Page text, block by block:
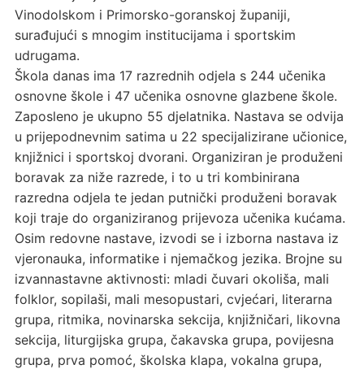
Vinodolskom i Primorsko-goranskoj županiji,
surađujući s mnogim institucijama i sportskim
udrugama.
Škola danas ima 17 razrednih odjela s 244 učenika
osnovne škole i 47 učenika osnovne glazbene škole.
Zaposleno je ukupno 55 djelatnika. Nastava se odvija
u prijepodnevnim satima u 22 specijalizirane učionice,
knjižnici i sportskoj dvorani. Organiziran je produženi
boravak za niže razrede, i to u tri kombinirana
razredna odjela te jedan putnički produženi boravak
koji traje do organiziranog prijevoza učenika kućama.
Osim redovne nastave, izvodi se i izborna nastava iz
vjeronauka, informatike i njemačkog jezika. Brojne su
izvannastavne aktivnosti: mladi čuvari okoliša, mali
folklor, sopilaši, mali mesopustari, cvjećari, literarna
grupa, ritmika, novinarska sekcija, knjižničari, likovna
sekcija, liturgijska grupa, čakavska grupa, povijesna
grupa, prva pomoć, školska klapa, vokalna grupa,